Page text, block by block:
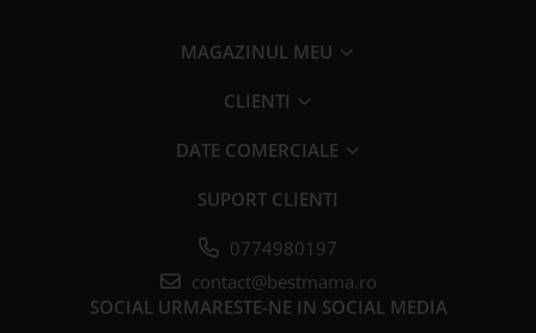
MAGAZINUL MEU
CLIENTI
DATE COMERCIALE
SUPORT CLIENTI
0774980197
contact@bestmama.ro
SOCIAL URMARESTE-NE IN SOCIAL MEDIA